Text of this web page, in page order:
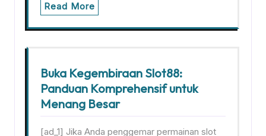
Read More
Buka Kegembiraan Slot88:
Panduan Komprehensif untuk
Menang Besar
[ad_1] Jika Anda penggemar permainan slot